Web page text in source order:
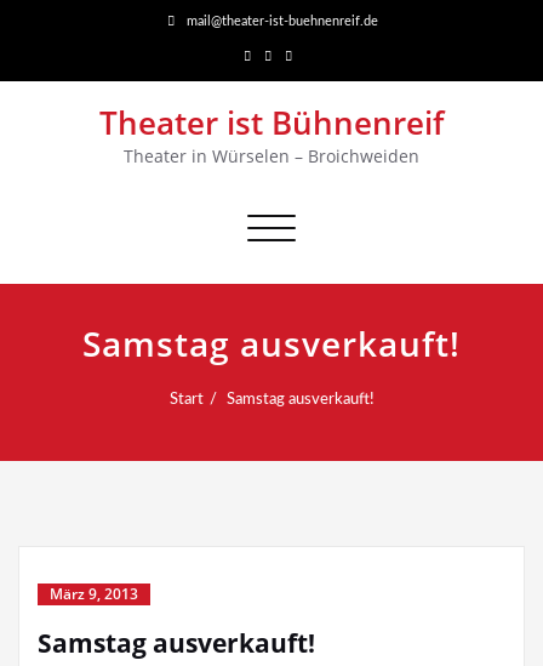
mail@theater-ist-buehnenreif.de
Theater ist Bühnenreif
Theater in Würselen – Broichweiden
Navigation
Samstag ausverkauft!
Start Samstag ausverkauft!
März 9, 2013
Samstag ausverkauft!